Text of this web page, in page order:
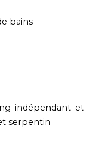
bains
indépendant et
serpentin